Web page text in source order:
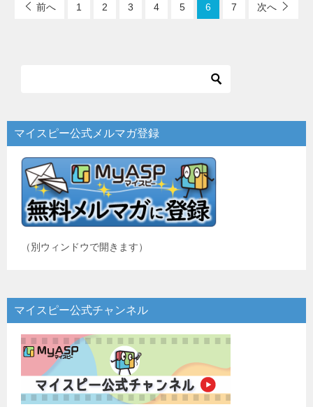
前へ 1 2 3 4 5 6 7 次へ
マイスピー公式メルマガ登録
（別ウィンドウで開きます）
マイスピー公式チャンネル